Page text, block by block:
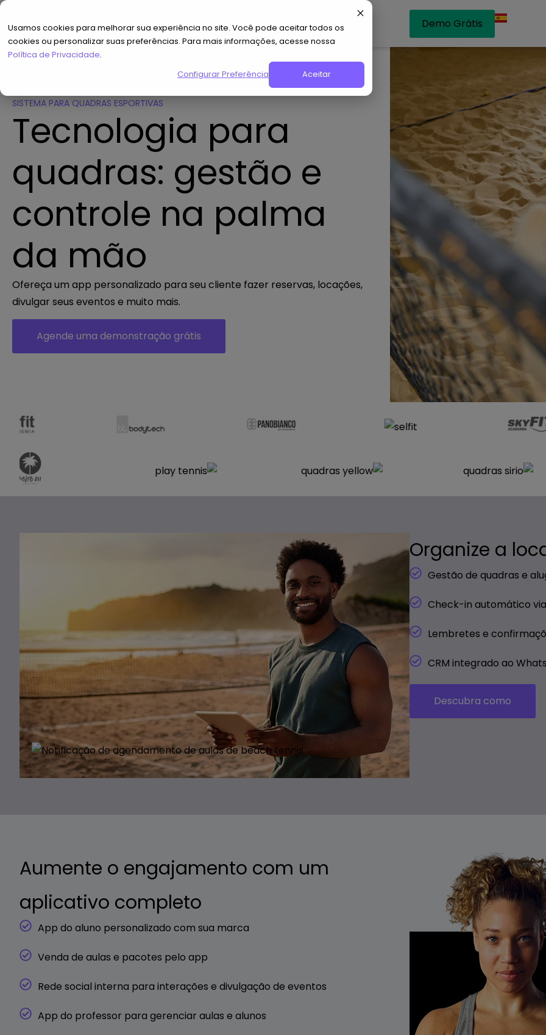
Usamos cookies para melhorar sua experiência no site. Você pode aceitar todos os
cookies ou personalizar suas preferências. Para mais informações, acesse nossa
Política de Privacidade.
Configurar Preferências
Aceitar
Demo Grátis
SISTEMA PARA QUADRAS ESPORTIVAS
Tecnologia para
quadras: gestão e
controle na palma
da mão
Ofereça um app personalizado para seu cliente fazer reservas, locações,
divulgar seus eventos e muito mais.
Agende uma demonstração grátis
Organize a
Gestão de quadras e
Check-in automático
Lembretes e
CRM integrado ao
Descubra como
Aumente o engajamento com um
aplicativo completo
App do aluno personalizado com sua marca
Venda de aulas e pacotes pelo app
Rede social interna para interações e divulgação de eventos
App do professor para gerenciar aulas e alunos